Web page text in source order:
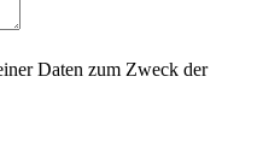
Daten zum Zweck der